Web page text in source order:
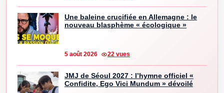
Une baleine crucifiée en Allemagne : le
nouveau blasphème « écologique »
5 août 2026 22 vues
JMJ de Séoul 2027 : l’hymne officiel «
Confidite, Ego Vici Mundum » dévoilé